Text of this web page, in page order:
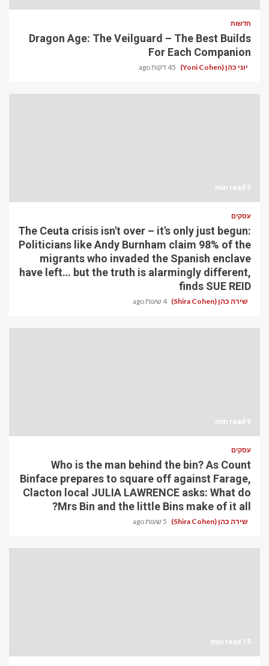
חדשות
Dragon Age: The Veilguard – The Best Builds
For Each Companion
יוני כהן (Yoni Cohen) 45 דקות ago
9 min read
עסקים
The Ceuta crisis isn't over – it's only just begun:
Politicians like Andy Burnham claim 98% of the
migrants who invaded the Spanish enclave
have left… but the truth is alarmingly different,
finds SUE REID
שירה כהן (Shira Cohen) 4 שעות ago
9 min read
עסקים
Who is the man behind the bin? As Count
Binface prepares to square off against Farage,
Clacton local JULIA LAWRENCE asks: What do
Mrs Bin and the little Bins make of it all?
שירה כהן (Shira Cohen) 5 שעות ago
15 min read